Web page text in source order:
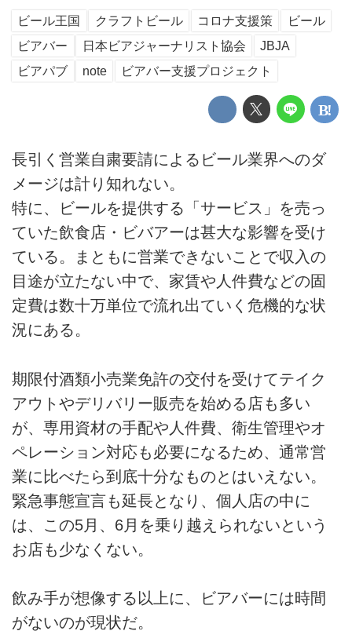
ビール王国 クラフトビール コロナ支援策
ビール
ビアバー
日本ビアジャーナリスト協会
JBJA
ビアパブ
note ビアバー支援プロジェクト
長引く営業自粛要請によるビール業界へのダ
メージは計り知れない。
特に、ビールを提供する「サービス」を売っ
ていた飲食店・ビバアーは甚大な影響を受け
ている。まともに営業できないことで収入の
目途が立たない中で、家賃や人件費などの固
定費は数十万単位で流れ出ていく危機的な状
況にある。
期限付酒類小売業免許の交付を受けてテイク
アウトやデリバリー販売を始める店も多い
が、専用資材の手配や人件費、衛生管理やオ
ペレーション対応も必要になるため、通常営
業に比べたら到底十分なものとはいえない。
緊急事態宣言も延長となり、個人店の中に
は、この5月、6月を乗り越えられないという
お店も少なくない。
飲み手が想像する以上に、ビアバーには時間
がないのが現状だ。